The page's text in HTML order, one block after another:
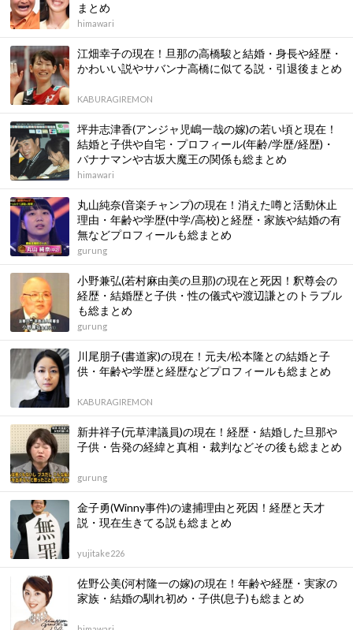
まとめ
himawari
江畑幸子の現在！旦那の高橋駿と結婚・身長や経歴・
かわいい説やサバンナ高橋に似てる説・引退後まとめ
KABURAGIREMON
坪井志津香(アンジャ児嶋一哉の嫁)の若い頃と現在！
結婚と子供や自宅・プロフィール(年齢/学歴/経歴)・
バナナマンや古坂大魔王の関係も総まとめ
himawari
丸山純奈(音楽チャンプ)の現在！消えた噂と活動休止
理由・年齢や学歴(中学/高校)と経歴・家族や結婚の有
無などプロフィールも総まとめ
gurung
小野兼弘(若村麻由美の旦那)の現在と死因！釈尊会の
経歴・結婚歴と子供・性の儀式や渡辺謙とのトラブル
も総まとめ
gurung
川尾朋子(書道家)の現在！元夫/松本隆との結婚と子
供・年齢や学歴と経歴などプロフィールも総まとめ
KABURAGIREMON
新井祥子(元草津議員)の現在！経歴・結婚した旦那や
子供・告発の経緯と真相・裁判などその後も総まとめ
gurung
金子勇(Winny事件)の逮捕理由と死因！経歴と天才
説・現在生きてる説も総まとめ
yujitake226
佐野公美(河村隆一の嫁)の現在！年齢や経歴・実家の
家族・結婚の馴れ初め・子供(息子)も総まとめ